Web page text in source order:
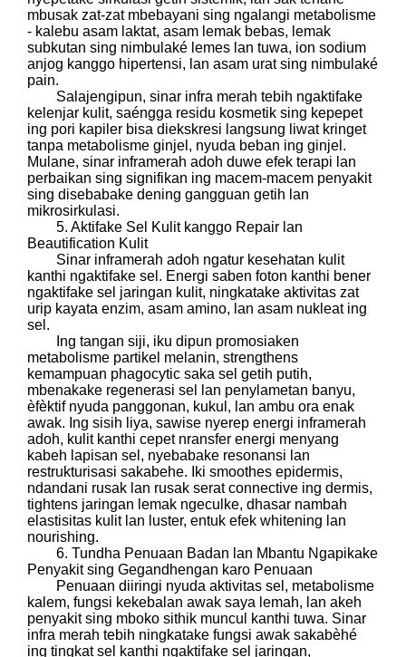
mbusak zat-zat mbebayani sing ngalangi metabolisme
- kalebu asam laktat, asam lemak bebas, lemak
subkutan sing nimbulaké lemes lan tuwa, ion sodium
anjog kanggo hipertensi, lan asam urat sing nimbulaké
pain.
Salajengipun, sinar infra merah tebih ngaktifake
kelenjar kulit, saéngga residu kosmetik sing kepepet
ing pori kapiler bisa diekskresi langsung liwat kringet
tanpa metabolisme ginjel, nyuda beban ing ginjel.
Mulane, sinar inframerah adoh duwe efek terapi lan
perbaikan sing signifikan ing macem-macem penyakit
sing disebabake dening gangguan getih lan
mikrosirkulasi.
5. Aktifake Sel Kulit kanggo Repair lan
Beautification Kulit
Sinar inframerah adoh ngatur kesehatan kulit
kanthi ngaktifake sel. Energi saben foton kanthi bener
ngaktifake sel jaringan kulit, ningkatake aktivitas zat
urip kayata enzim, asam amino, lan asam nukleat ing
sel.
Ing tangan siji, iku dipun promosiaken
metabolisme partikel melanin, strengthens
kemampuan phagocytic saka sel getih putih,
mbenakake regenerasi sel lan penylametan banyu,
èfèktif nyuda panggonan, kukul, lan ambu ora enak
awak. Ing sisih liya, sawise nyerep energi inframerah
adoh, kulit kanthi cepet nransfer energi menyang
kabeh lapisan sel, nyebabake resonansi lan
restrukturisasi sakabehe. Iki smoothes epidermis,
ndandani rusak lan rusak serat connective ing dermis,
tightens jaringan lemak ngeculke, dhasar nambah
elastisitas kulit lan luster, entuk efek whitening lan
nourishing.
6. Tundha Penuaan Badan lan Mbantu Ngapikake
Penyakit sing Gegandhengan karo Penuaan
Penuaan diiringi nyuda aktivitas sel, metabolisme
kalem, fungsi kekebalan awak saya lemah, lan akeh
penyakit sing mboko sithik muncul kanthi tuwa. Sinar
infra merah tebih ningkatake fungsi awak sakabèhé
ing tingkat sel kanthi ngaktifake sel jaringan,